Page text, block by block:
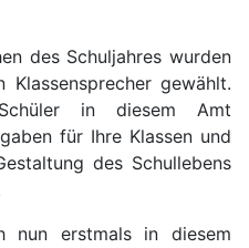
des Schuljahres wurden
gewählt.
in diesem Amt
für Ihre Klassen und
des Schullebens
nun erstmals in diesem